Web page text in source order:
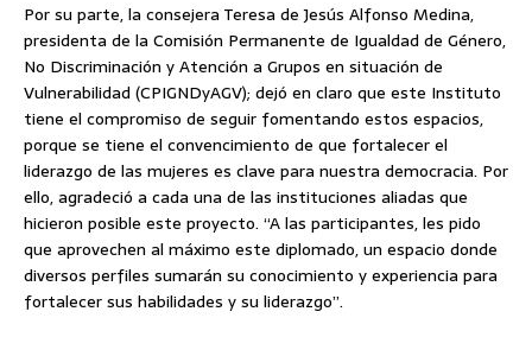
Por su parte, la consejera Teresa de Jesús Alfonso Medina,
presidenta de la Comisión Permanente de Igualdad de Género,
No Discriminación y Atención a Grupos en situación de
Vulnerabilidad (CPIGNDyAGV); dejó en claro que este Instituto
tiene el compromiso de seguir fomentando estos espacios,
porque se tiene el convencimiento de que fortalecer el
liderazgo de las mujeres es clave para nuestra democracia. Por
ello, agradeció a cada una de las instituciones aliadas que
hicieron posible este proyecto. “A las participantes, les pido
que aprovechen al máximo este diplomado, un espacio donde
diversos perfiles sumarán su conocimiento y experiencia para
fortalecer sus habilidades y su liderazgo”.